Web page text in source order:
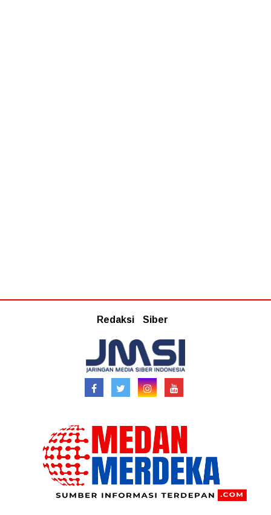
Redaksi Siber